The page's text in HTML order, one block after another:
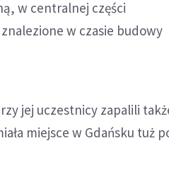
w centralnej części
w czasie budowy
jej uczestnicy zapalili
miejsce w Gdańsku tuż